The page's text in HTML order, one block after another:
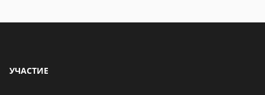
Бенчмарк AnTuTu
06 мая 2021
УЧАСТИЕ